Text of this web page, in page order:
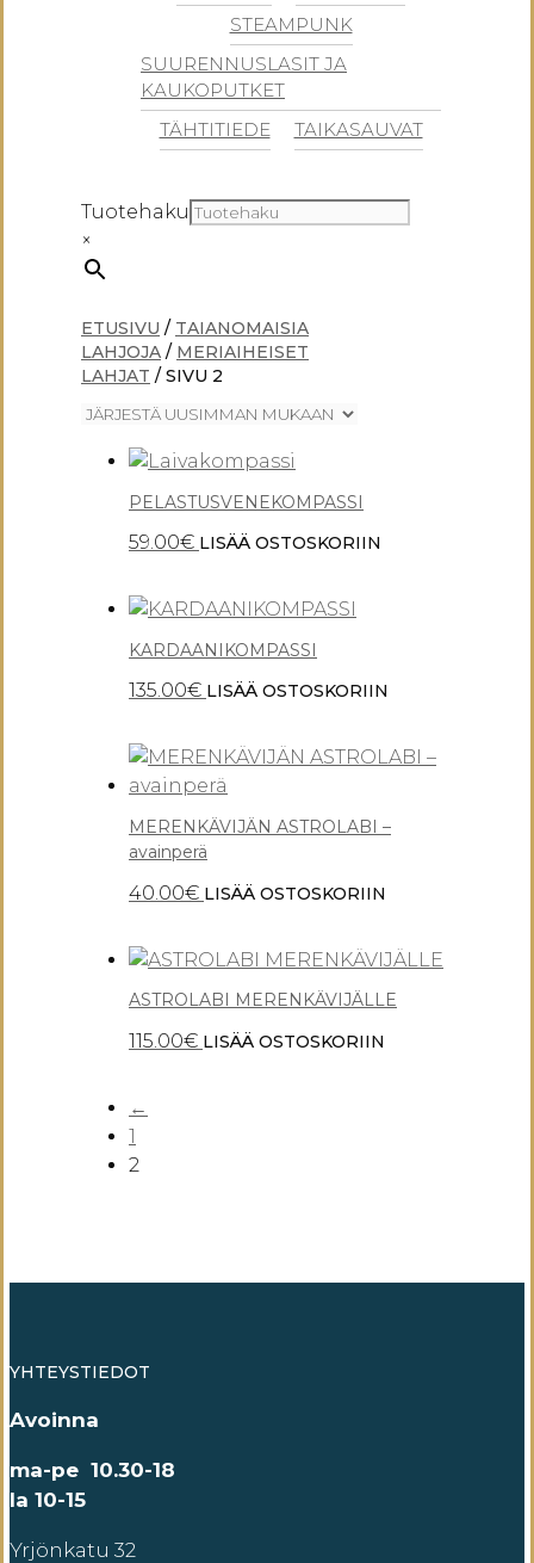
STEAMPUNK
SUURENNUSLASIT JA
KAUKOPUTKET
TÄHTITIEDE
TAIKASAUVAT
Tuotehaku
×
ETUSIVU / TAIANOMAISIA
LAHJOJA / MERIAIHEISET
LAHJAT / SIVU 2
PELASTUSVENEKOMPASSI
59.00€ LISÄÄ OSTOSKORIIN
KARDAANIKOMPASSI
135.00€ LISÄÄ OSTOSKORIIN
MERENKÄVIJÄN ASTROLABI –
avainperä
40.00€ LISÄÄ OSTOSKORIIN
ASTROLABI MERENKÄVIJÄLLE
115.00€ LISÄÄ OSTOSKORIIN
←
1
2
YHTEYSTIEDOT
Avoinna
ma-pe 10.30-18
la 10-15
Yrjönkatu 32